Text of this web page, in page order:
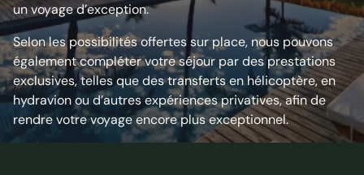
un voyage d’exception.
Selon les possibilités offertes sur place, nous pouvons
également compléter votre séjour par des prestations
exclusives, telles que des transferts en hélicoptère, en
hydravion ou d’autres expériences privatives, afin de
rendre votre voyage encore plus exceptionnel.